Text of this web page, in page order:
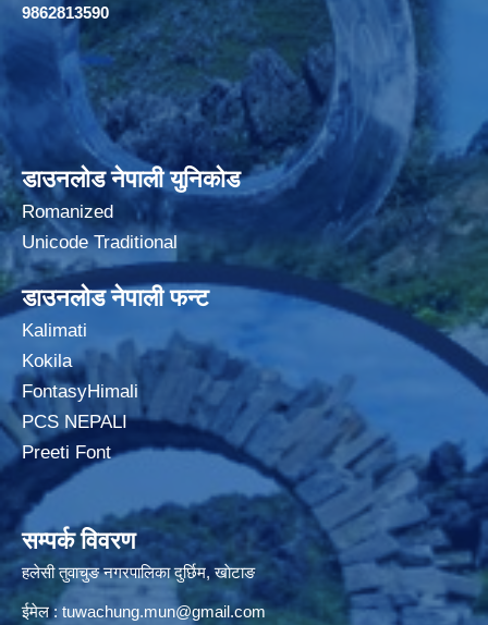
9862813590
डाउनलोड नेपाली युनिकोड
Romanized
Unicode Traditional
डाउनलोड नेपाली फन्ट
Kalimati
Kokila
FontasyHimali
PCS NEPALI
Preeti Font
सम्पर्क विवरण
हलेसी तुवाचुङ नगरपालिका दुर्छिम, खाेटाङ
ईमेल : tuwachung.mun@gmail.com